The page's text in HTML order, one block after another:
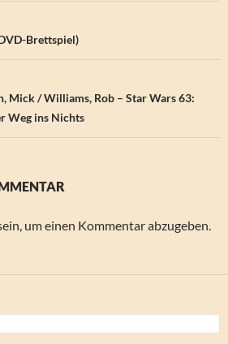
Brettspiel)
Mick / Williams, Rob – Star Wars 63:
Weg ins Nichts
um einen Kommentar abzugeben.